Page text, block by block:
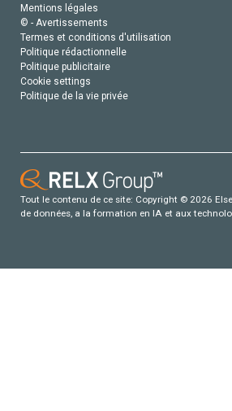
Mentions légales
© - Avertissements
Termes et conditions d'utilisation
Politique rédactionnelle
Politique publicitaire
Cookie settings
Politique de la vie privée
Tout le contenu de ce site: Copyright © 2026
de données, a la formation en IA et aux